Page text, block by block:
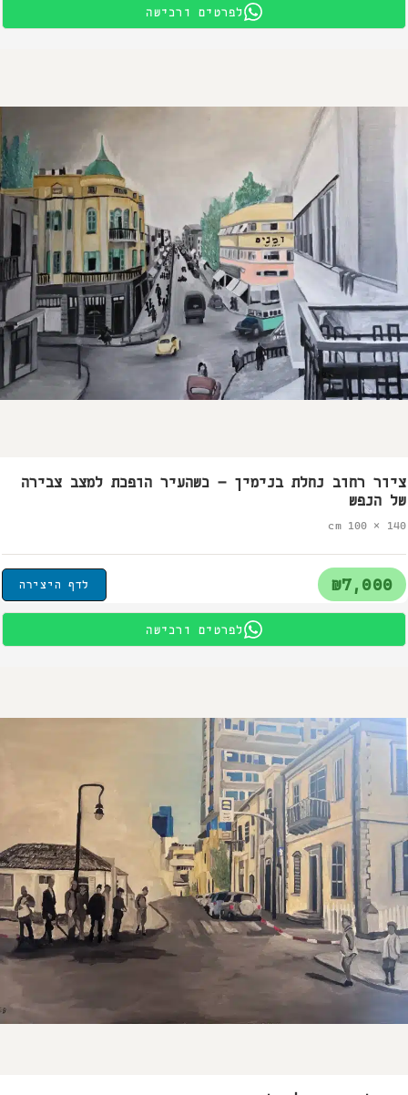
לפרטים ורכישה
ציור רחוב נחלת בנימין – כשהעיר הופכת למצב צבירה
של הנפש
140 × 100 cm
₪7,000 לדף היצירה
לפרטים ורכישה